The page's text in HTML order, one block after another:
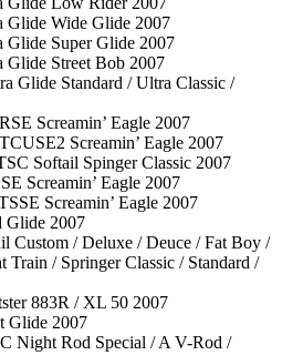
Glide Wide Glide 2007
Super Glide 2007
Street Bob 2007
Glide Standard / Ultra Classic /
Screamin’ Eagle 2007
Screamin’ Eagle 2007
Softail Spinger Classic 2007
Screamin’ Eagle 2007
Screamin’ Eagle 2007
Glide 2007
Custom / Deluxe / Deuce / Fat Boy /
Train / Springer Classic / Standard /
883R / XL 50 2007
Glide 2007
Night Rod Special / A V-Rod /